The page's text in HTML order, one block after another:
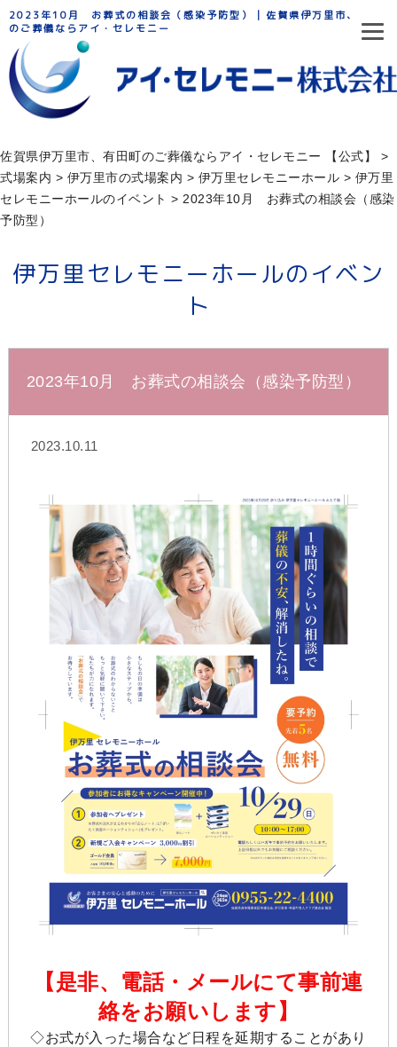
2023年10月 お葬式の相談会（感染予防型） | 佐賀県伊万里市、有田町
のご葬儀ならアイ・セレモニー
佐賀県伊万里市、有田町のご葬儀ならアイ・セレモニー 【公式】
>
式場案内 > 伊万里市の式場案内 > 伊万⾥セレモニーホール > 伊万里
セレモニーホールのイベント > 2023年10月 お葬式の相談会（感染
予防型）
伊万里セレモニーホールのイベン
ト
2023年10月 お葬式の相談会（感染予防型）
2023.10.11
【是非、電話・メールにて事前連
絡をお願いします】
◇お式が入った場合など日程を延期することがあり